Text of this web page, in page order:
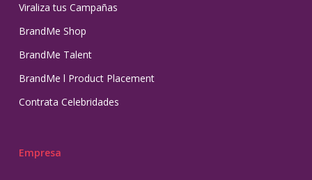
Viraliza tus Campañas
BrandMe Shop
BrandMe Talent
BrandMe l Product Placement
Contrata Celebridades
Empresa